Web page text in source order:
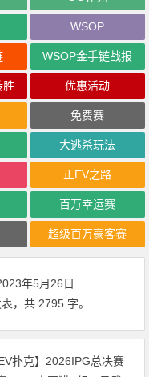
WSOP
WSOP金手链战报
胜 优惠活动
免费赛
大逃杀玩法
正EV之路
百万幸运赛
超级百万豪客赛
年5月26日
，共 2795 字。